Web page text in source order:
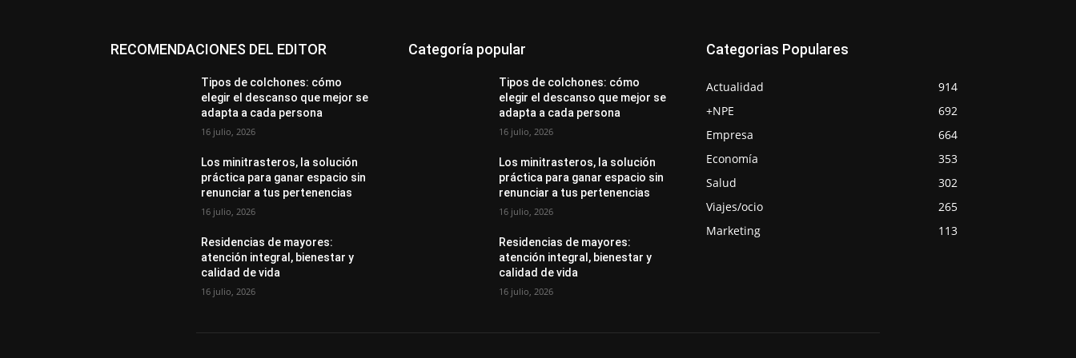
RECOMENDACIONES DEL EDITOR
Tipos de colchones: cómo
elegir el descanso que mejor se
adapta a cada persona
16 julio, 2026
Los minitrasteros, la solución
práctica para ganar espacio sin
renunciar a tus pertenencias
16 julio, 2026
Residencias de mayores:
atención integral, bienestar y
calidad de vida
16 julio, 2026
Categoría popular
Tipos de colchones: cómo
elegir el descanso que mejor se
adapta a cada persona
16 julio, 2026
Los minitrasteros, la solución
práctica para ganar espacio sin
renunciar a tus pertenencias
16 julio, 2026
Residencias de mayores:
atención integral, bienestar y
calidad de vida
16 julio, 2026
Categorias Populares
Actualidad
914
+NPE
692
Empresa
664
Economía
353
Salud
302
Viajes/ocio
265
Marketing
113